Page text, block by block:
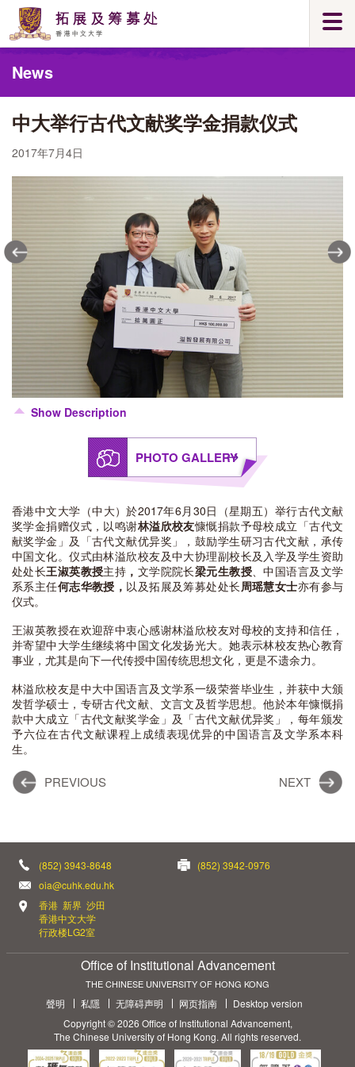
Skip
main
Main
content
News
中大举行古代文献奖学金捐款仪式
2017年7月4日
Show Description
PHOTO GALLERY
香港中文大学（中大）於2017年6月30日（星期五）举行古代文献
奖学金捐赠仪式，以鸣谢林溢欣校友慷慨捐款予母校成立「古代文
献奖学金」及「古代文献优异奖」，鼓励学生研习古代文献，承传
中国文化。仪式由林溢欣校友及中大协理副校长及入学及学生资助
处处长王淑英教授主持 ， 文学院院长梁元生教授、中国语言及文学
系系主任何志华教授， 以及拓展及筹募处处长周瑶慧女士亦有参与
仪式。
王淑英教授在欢迎辞中衷心感谢林溢欣校友对母校的支持和信任，
并寄望中大学生继续将中国文化发扬光大。她表示林校友热心教育
事业，尤其是向下一代传授中国传统思想文化，更是不遗余力。
林溢欣校友是中大中国语言及文学系一级荣誉毕业生，并获中大颁
发哲学硕士，专研古代文献、文言文及哲学思想。他於本年慷慨捐
款中大成立「古代文献奖学金」及「古代文献优异奖」，每年颁发
予六位在古代文献课程上成绩表现优异的中国语言及文学系本科
生。
PREVIOUS NEXT
(852) 3943-8648
(852) 3942-0976
oia@cuhk.edu.hk
香港 新界 沙田
香港中文大学
行政楼LG2室
Office of Institutional Advancement
THE CHINESE UNIVERSITY OF HONG KONG
聲明 私隱 无障碍声明 网页指南
Desktop version
Copyright © 2026 Office of Institutional Advancement,
The Chinese University of Hong Kong. All rights reserved.